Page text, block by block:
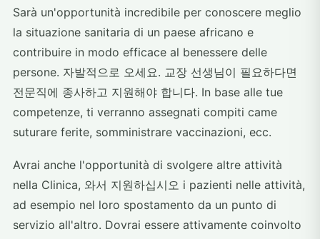
Sarà un'opportunità incredibile per conoscere meglio
la situazione sanitaria di un paese africano e
contribuire in modo efficace al benessere delle
persone. 자발적으로 오세요. 교장 선생님이 필요하다면
전문직에 종사하고 지원해야 합니다. In base alle tue
competenze, ti verranno assegnati compiti came
suturare ferite, somministrare vaccinazioni, ecc.
Avrai anche l'opportunità di svolgere altre attività
nella Clinica, 와서 지원하십시오 i pazienti nelle attività,
ad esempio nel loro spostamento da un punto di
servizio all'altro. Dovrai essere attivamente coinvolto